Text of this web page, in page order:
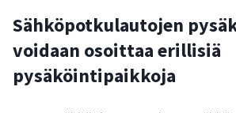
Sähköpotkulautojen
voidaan osoittaa erillisiä
pysäköintipaikkoja